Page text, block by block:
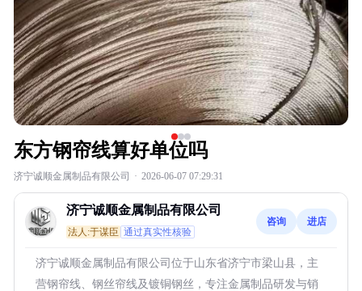
东方钢帘线算好单位吗
济宁诚顺金属制品有限公司 · 2026-06-07 07:29:31
济宁诚顺金属制品有限公司
法人:于谋臣 通过真实性核验
咨询 进店
济宁诚顺金属制品有限公司位于山东省济宁市梁山县，主
营钢帘线、钢丝帘线及镀铜钢丝，专注金属制品研发与销